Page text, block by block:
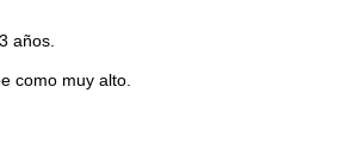
años.
como muy alto.